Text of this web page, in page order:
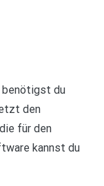
benötigst du
den
für den
kannst du